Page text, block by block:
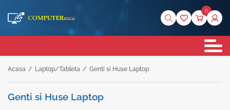
0
Acasa / Laptop/Tableta / Genti si Huse Laptop
Genti si Huse Laptop